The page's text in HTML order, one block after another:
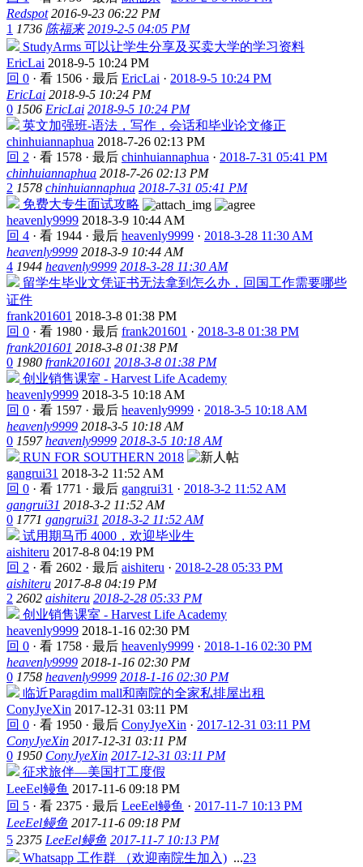
Redspot 2016-9-23 06:22 PM
1 1736 陈福来 2019-2-5 04:05 PM
StudyArms 可以让学生分享及买卖大学的学习资料
EricLai 2018-9-5 10:24 PM
回 0 · 看 1506 · 最后 EricLai · 2018-9-5 10:24 PM
EricLai 2018-9-5 10:24 PM
0 1506 EricLai 2018-9-5 10:24 PM
英文加强班-语法，写作，会话和毕业论文修正
chinhuiannaphua 2018-7-26 02:13 PM
回 2 · 看 1578 · 最后 chinhuiannaphua · 2018-7-31 05:41 PM
chinhuiannaphua 2018-7-26 02:13 PM
2 1578 chinhuiannaphua 2018-7-31 05:41 PM
免费大专生面试攻略
heavenly9999 2018-3-9 10:44 AM
回 4 · 看 1944 · 最后 heavenly9999 · 2018-3-28 11:30 AM
heavenly9999 2018-3-9 10:44 AM
4 1944 heavenly9999 2018-3-28 11:30 AM
留学生毕业文凭证书无法拿到怎么办，回国工作需要哪些
证件
frank201601 2018-3-8 01:38 PM
回 0 · 看 1980 · 最后 frank201601 · 2018-3-8 01:38 PM
frank201601 2018-3-8 01:38 PM
0 1980 frank201601 2018-3-8 01:38 PM
创业销售课室 - Harvest Life Academy
heavenly9999 2018-3-5 10:18 AM
回 0 · 看 1597 · 最后 heavenly9999 · 2018-3-5 10:18 AM
heavenly9999 2018-3-5 10:18 AM
0 1597 heavenly9999 2018-3-5 10:18 AM
RUN FOR SOUTHERN 2018
gangrui31 2018-3-2 11:52 AM
回 0 · 看 1771 · 最后 gangrui31 · 2018-3-2 11:52 AM
gangrui31 2018-3-2 11:52 AM
0 1771 gangrui31 2018-3-2 11:52 AM
试用期马币 4000，欢迎毕业生
aishiteru 2017-8-8 04:19 PM
回 2 · 看 2602 · 最后 aishiteru · 2018-2-28 05:33 PM
aishiteru 2017-8-8 04:19 PM
2 2602 aishiteru 2018-2-28 05:33 PM
创业销售课室 - Harvest Life Academy
heavenly9999 2018-1-16 02:30 PM
回 0 · 看 1758 · 最后 heavenly9999 · 2018-1-16 02:30 PM
heavenly9999 2018-1-16 02:30 PM
0 1758 heavenly9999 2018-1-16 02:30 PM
临近Paragdim mall和南院的全家私排屋出租
ConyJyeXin 2017-12-31 03:11 PM
回 0 · 看 1950 · 最后 ConyJyeXin · 2017-12-31 03:11 PM
ConyJyeXin 2017-12-31 03:11 PM
0 1950 ConyJyeXin 2017-12-31 03:11 PM
征求旅伴—美国打工度假
LeeEel鳗鱼 2017-11-6 09:18 PM
回 5 · 看 2375 · 最后 LeeEel鳗鱼 · 2017-11-7 10:13 PM
LeeEel鳗鱼 2017-11-6 09:18 PM
5 2375 LeeEel鳗鱼 2017-11-7 10:13 PM
Whatsapp 工作群 （欢迎南院生加入) ...23